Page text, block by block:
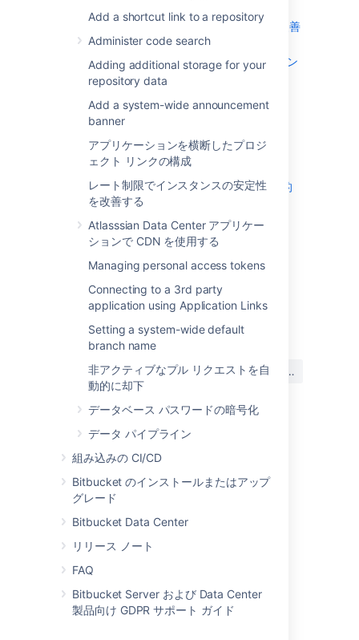
Add a shortcut link to a repository
Administer code search
Adding additional storage for your
repository data
Add a system-wide announcement
banner
アプリケーションを横断したプロジ
ェクト リンクの構成
レート制限でインスタンスの安定性
を改善する
Atlasssian Data Center アプリケー
ションで CDN を使用する
Managing personal access tokens
Connecting to a 3rd party
application using Application Links
Setting a system-wide default
branch name
非アクティブなプル リクエストを自
動的に却下
データベース パスワードの暗号化
データ パイプライン
組み込みの CI/CD
Bitbucket のインストールまたはアップ
グレード
Bitbucket Data Center
リリース ノート
FAQ
Bitbucket Server および Data Center
製品向け GDPR サポート ガイド
レート制限でインスタンスの安定性を改善
する
Atlasssian Data Center アプリケーション
で CDN を使用する
Connecting to a 3rd party application
Setting a system-wide default branch
name
非アクティブなプル リクエストを自動的
に却下
データベース パスワードの暗号化
データ パイプライン
最終更新日 2022 年 5 月 10 日
この内容はお役に立ちました
はい いいえ
このセクションの項目
Users and groups
高度なリポジトリ管理
外部ユーザー ディレクトリ
Setting up your mail server
アトラシアン アプリケーションとの連携